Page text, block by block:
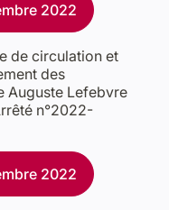
2022
de circulation et
des
Auguste Lefebvre
n°2022-
2022